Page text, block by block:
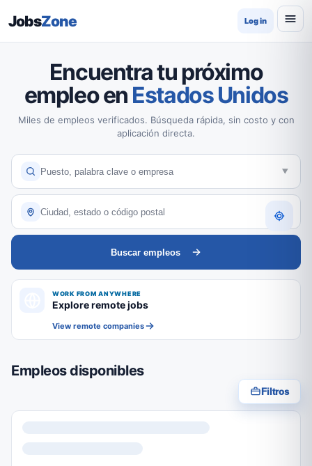
JobsZone Log in
Encuentra tu próximo
empleo en Estados Unidos
Miles de empleos verificados. Búsqueda rápida, sin costo y con
aplicación directa.
Buscar empleos
WORK FROM ANYWHERE
Explore remote jobs
View remote companies
Empleos disponibles
Filtros